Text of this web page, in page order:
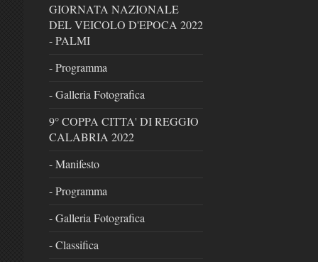
GIORNATA NAZIONALE
DEL VEICOLO D'EPOCA 2022
- PALMI
- Programma
- Galleria Fotografica
9° COPPA CITTA' DI REGGIO
CALABRIA 2022
- Manifesto
- Programma
- Galleria Fotografica
- Classifica